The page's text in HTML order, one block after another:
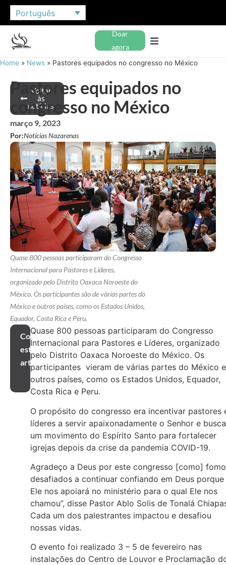
Português
Doar
agora
Home » News » Pastores equipados no congresso no México
Voltar
às
notícias
Pastores equipados no
congresso no México
março 9, 2023
Por:Notícias Nazarenas
Quase 800 pessoas participaram do Congresso
Internacional para Pastores e Líderes,
organizado pelo Distrito Oaxaca Noroeste do
México. Os participantes são de várias partes do
México e outros países, como os Estados Unidos,
Equador, Costa Rica e Peru.
Compartilhar
este
artigo
Quase 800 pessoas participaram do Congresso
Internacional para Pastores e Líderes, organizado
pelo Distrito Oaxaca Noroeste do México. Os
participantes vieram de várias partes do México e
outros países, como os Estados Unidos, Equador,
Costa Rica e Peru.
O propósito do congresso era incentivar pastores
líderes a servir apaixonadamente o Senhor e
um movimento do Espírito Santo para fortalecer
igrejas depois da crise da pandemia COVID-19.
Agradeço a Deus por este congresso [como]
desafiados a continuar confiando em Deus porque
Ele nos apoiará no ministério para o qual Ele nos
chamou”, disse Pastor Ablo Solis de Tonalá
Cada um dos palestrantes impactou e desafiou
nossas vidas.
O evento foi realizado 3 – 5 de fevereiro nas
instalações do Centro de Louvor e Proclamação